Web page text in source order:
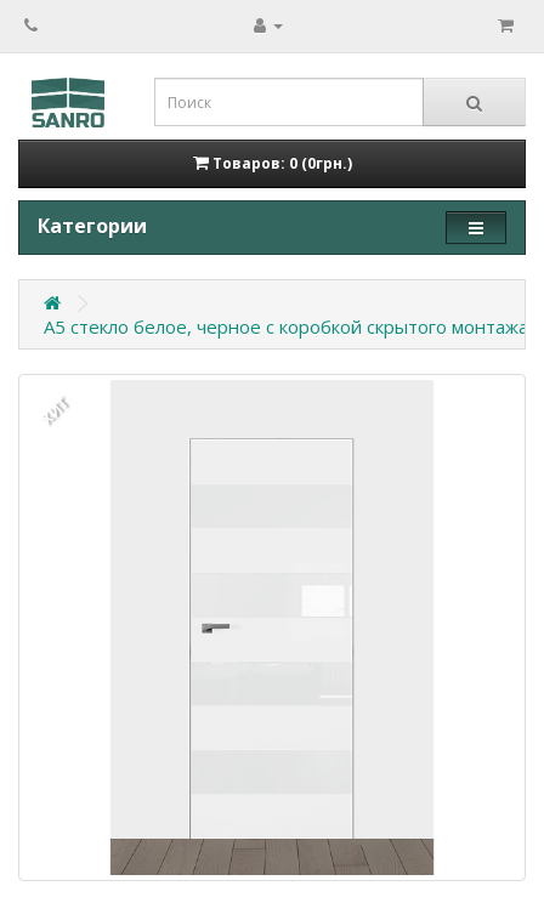
Товаров: 0 (0грн.)
Категории
А5 стекло белое, черное с коробкой скрытого монтажа
ХИТ